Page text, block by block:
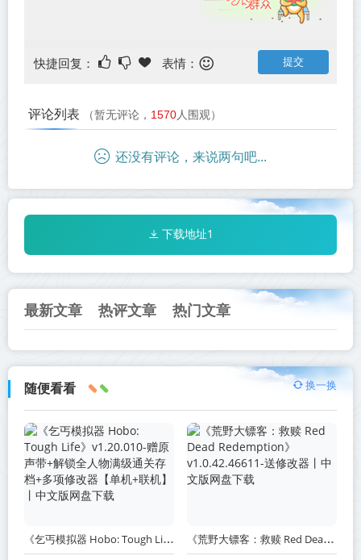
快捷回复： 表情：
评论列表 （暂无评论， 1570人围观）
还没有评论，来说两句吧...
下载地址1
最新文章 热评文章 热门文章
随便看看 换一换
《乞丐模拟器 Hobo: Tough Life》v1.20.010-赠原声带+解锁全人物满级通关存档+多项修改器【单机+联机】丨中文版网盘下载 《荒野大镖客：救赎 Red Dead Redemption》v1.0.42.46611-送修改器丨中文版网盘下载